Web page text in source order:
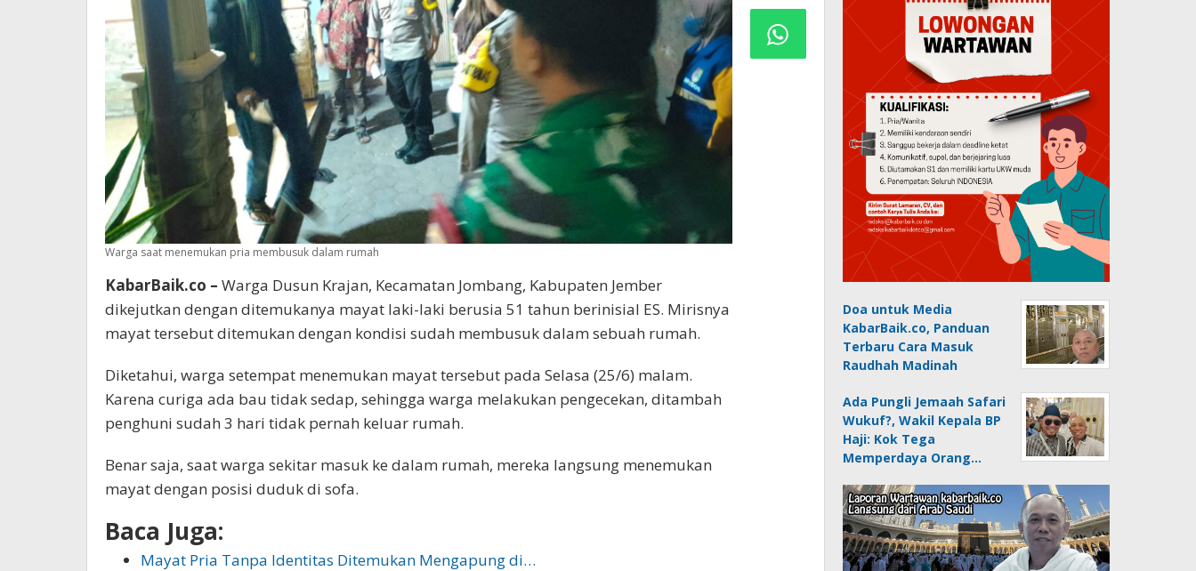
Warga saat menemukan pria membusuk dalam rumah
KabarBaik.co – Warga Dusun Krajan, Kecamatan Jombang, Kabupaten Jember
dikejutkan dengan ditemukanya mayat laki-laki berusia 51 tahun berinisial ES. Mirisnya
mayat tersebut ditemukan dengan kondisi sudah membusuk dalam sebuah rumah.
Diketahui, warga setempat menemukan mayat tersebut pada Selasa (25/6) malam.
Karena curiga ada bau tidak sedap, sehingga warga melakukan pengecekan, ditambah
penghuni sudah 3 hari tidak pernah keluar rumah.
Benar saja, saat warga sekitar masuk ke dalam rumah, mereka langsung menemukan
mayat dengan posisi duduk di sofa.
Baca Juga:
Mayat Pria Tanpa Identitas Ditemukan Mengapung di…
Doa untuk Media
KabarBaik.co, Panduan
Terbaru Cara Masuk
Raudhah Madinah
Ada Pungli Jemaah Safari
Wukuf?, Wakil Kepala BP
Haji: Kok Tega
Memperdaya Orang…